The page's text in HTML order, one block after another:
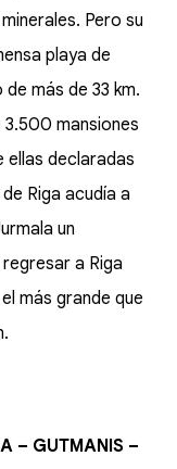
Pero su
playa de
más de 33 km.
3.500 mansiones
ellas declaradas
Riga acudía a
un
a Riga
más grande que
– GUTMANIS –